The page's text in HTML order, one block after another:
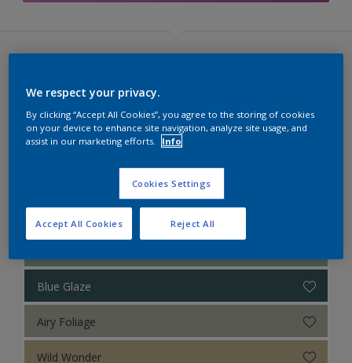
Sikkens Alpha 501 Exterior
Sikkens ACC naar RAL
Sikkens Kleurselectie Kleuren
Sikkens Kleurselectie Grijzen
Sikkens Kleurselectie Witten
Sikkens Gezondheidszorg
Sikkens Alpha Metallic
Sikkens 200 Kleuren voor het Interieur
Misted Grey
Blue Glaze
Airy Foliage
Wild Wonder
We respect your privacy.
By clicking “Accept All Cookies”, you agree to the storing of cookies
on your device to enhance site navigation, analyze site usage, and
assist in our marketing efforts.
Info
Cookies Settings
Reject All
Accept All Cookies